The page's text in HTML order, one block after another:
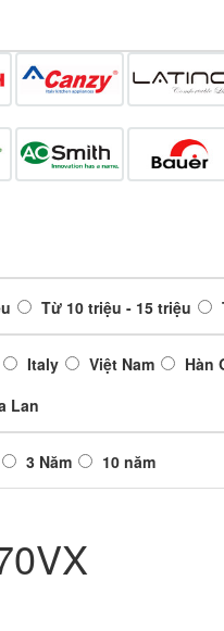
Từ 10 triệu - 15 triệu
Italy Việt Nam Hàn
Lan
3 Năm 10 năm